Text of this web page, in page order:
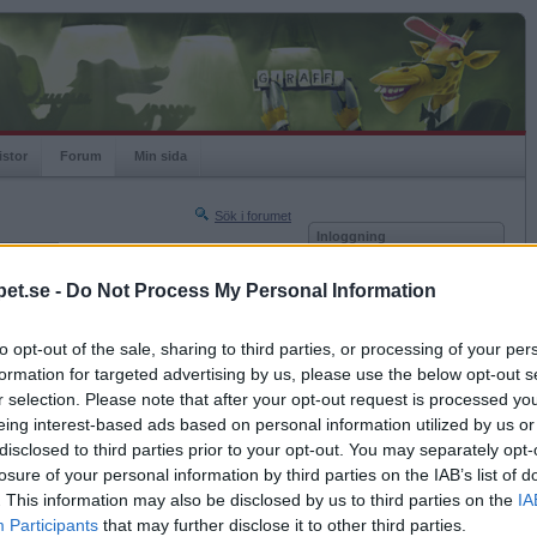
- Do Not Process My Personal Information
opt-out of the sale, sharing to third parties, or processing of your
for targeted advertising by us, please use the below opt-out
selection. Please note that after your opt-out request is processed
interest-based ads based on personal information utilized by us
to third parties prior to your opt-out. You may separately
of your personal information by third parties on the IAB’s list of
This information may also be disclosed by us to third parties on the
Participants that may further disclose it to other third parties.
Forum Min sida
Sök i forumet
Nästa sida »
2007-09-07 22:03
om "bisysslor"
Inloggning
Kom ihåg mig
Glömt ditt lösenord?
Få ny aktiveringslänk
Betapet är gratis!